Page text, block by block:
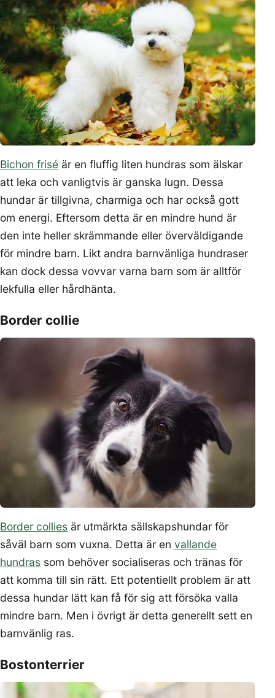
Bichon frisé är en fluffig liten hundras som älskar
att leka och vanligtvis är ganska lugn. Dessa
hundar är tillgivna, charmiga och har också gott
om energi. Eftersom detta är en mindre hund är
den inte heller skrämmande eller överväldigande
för mindre barn. Likt andra barnvänliga hundraser
kan dock dessa vovvar varna barn som är alltför
lekfulla eller hårdhänta.
Border collie
Border collies är utmärkta sällskapshundar för
såväl barn som vuxna. Detta är en vallande
hundras som behöver socialiseras och tränas för
att komma till sin rätt. Ett potentiellt problem är att
dessa hundar lätt kan få för sig att försöka valla
mindre barn. Men i övrigt är detta generellt sett en
barnvänlig ras.
Bostonterrier